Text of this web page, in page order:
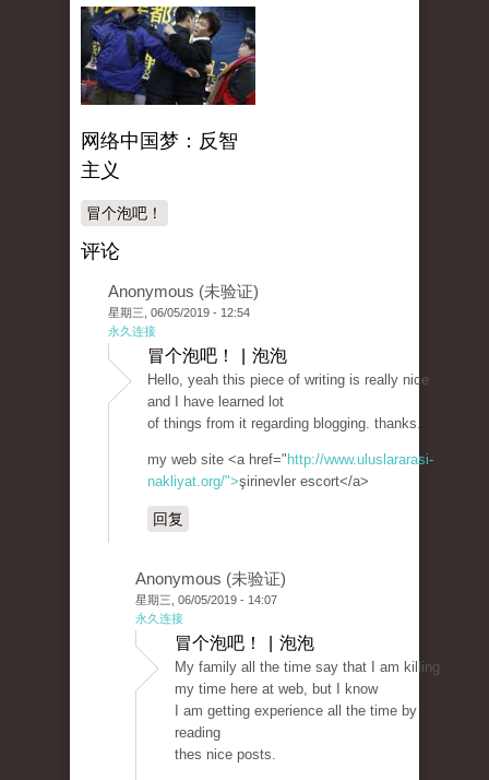
网络中国梦：反智
主义
冒个泡吧！
评论
Anonymous (未验证)
星期三, 06/05/2019 - 12:54
永久连接
冒个泡吧！ | 泡泡
Hello, yeah this piece of writing is really nice
and I have learned lot
of things from it regarding blogging. thanks.
my web site <a href=" http://www.uluslararasi-
nakliyat.org/">şirinevler escort</a>
回复
Anonymous (未验证)
星期三, 06/05/2019 - 14:07
永久连接
冒个泡吧！ | 泡泡
My family all the time say that I am killing
my time here at web, but I know
I am getting experience all the time by
reading
thes nice posts.